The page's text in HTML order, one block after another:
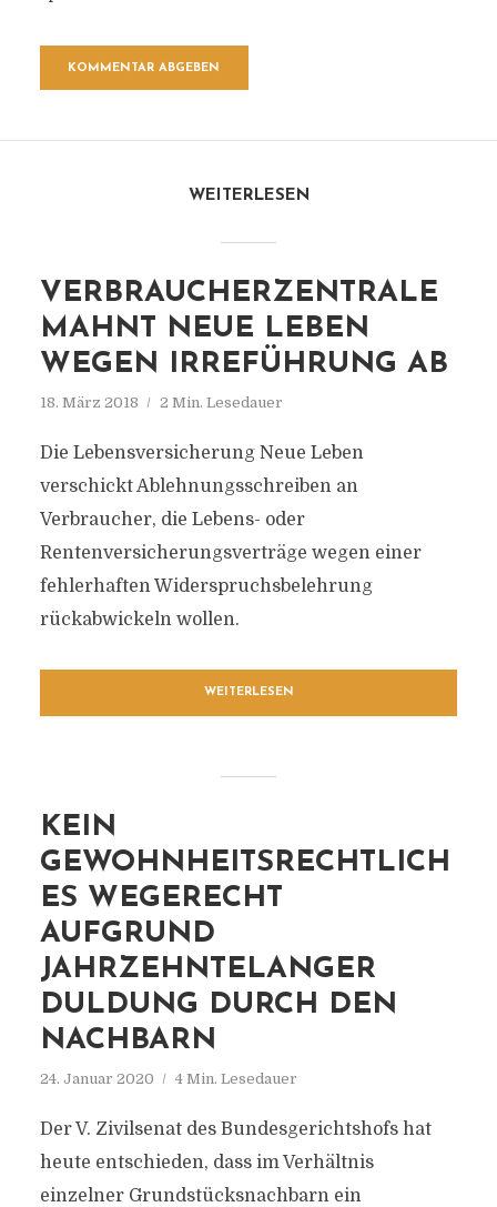
WEITERLESEN
VERBRAUCHERZENTRALE
MAHNT NEUE LEBEN
WEGEN IRREFÜHRUNG AB
18. März 2018 2 Min. Lesedauer
Die Lebensversicherung Neue Leben
verschickt Ablehnungsschreiben an
Verbraucher, die Lebens- oder
Rentenversicherungsverträge wegen einer
fehlerhaften Widerspruchsbelehrung
rückabwickeln wollen.
WEITERLESEN
KEIN
GEWOHNHEITSRECHTLICH
ES WEGERECHT
AUFGRUND
JAHRZEHNTELANGER
DULDUNG DURCH DEN
NACHBARN
24. Januar 2020 4 Min. Lesedauer
Der V. Zivilsenat des Bundesgerichtshofs hat
heute entschieden, dass im Verhältnis
einzelner Grundstücksnachbarn ein